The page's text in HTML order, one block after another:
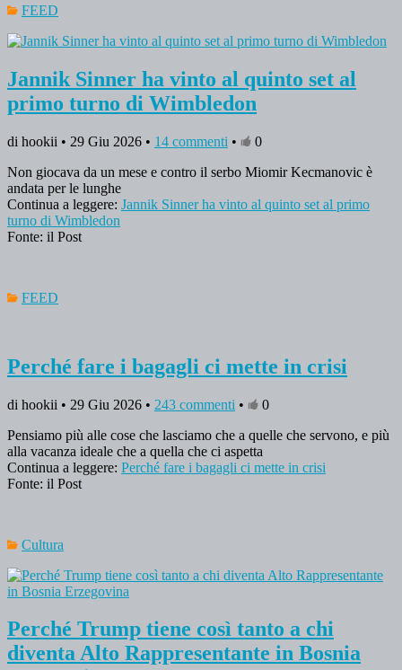
FEED
Jannik Sinner ha vinto al quinto set al
primo turno di Wimbledon
di hookii • 29 Giu 2026 • 14 commenti •
0
Non giocava da un mese e contro il serbo Miomir Kecmanovic è
andata per le lunghe
Continua a leggere: Jannik Sinner ha vinto al quinto set al primo
turno di Wimbledon
Fonte: il Post
FEED
Perché fare i bagagli ci mette in crisi
di hookii • 29 Giu 2026 • 243 commenti •
0
Pensiamo più alle cose che lasciamo che a quelle che servono, e più
alla vacanza ideale che a quella che ci aspetta
Continua a leggere: Perché fare i bagagli ci mette in crisi
Fonte: il Post
Cultura
Perché Trump tiene così tanto a chi
diventa Alto Rappresentante in Bosnia